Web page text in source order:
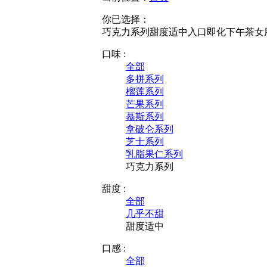
你已选择：
巧克力系列 甜度适中 入口即化下午茶女
口味 :
全部
多拼系列
榴莲系列
芒果系列
慕斯系列
拿破仑系列
芝士系列
乳脂果仁系列
巧克力系列
甜度 :
全部
几乎不甜
甜度适中
口感 :
全部